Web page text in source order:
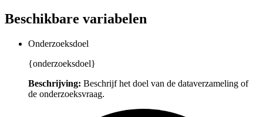
Beschikbare variabelen
Onderzoeksdoel
{onderzoeksdoel}
Beschrijving: Beschrijf het doel van de dataverzameling of
de onderzoeksvraag.